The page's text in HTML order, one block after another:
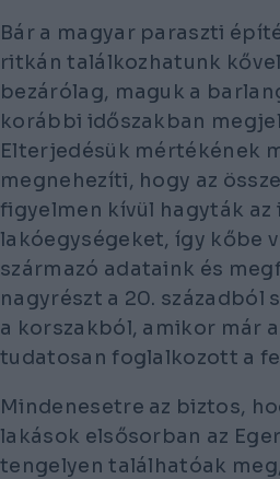
Bár a magyar paraszti
ritkán találkozhatunk kővel
bezárólag, maguk a
korábbi időszakban
Elterjedésük mértékének
megnehezíti, hogy az
figyelmen kívül hagyták az
lakóegységeket, így kőbe
származó adataink és
nagyrészt a 20. századból
a korszakból, amikor már
tudatosan foglalkozott a
Mindenesetre az biztos,
lakások elsősorban az
tengelyen találhatóak